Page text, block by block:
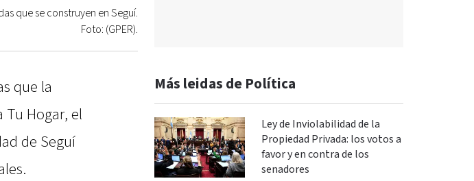
que se construyen en Seguí.
Foto: (GPER).
que la
Hogar, el
de Seguí
Más leidas de Política
Ley de Inviolabilidad de la
Propiedad Privada: los votos a
favor y en contra de los
senadores